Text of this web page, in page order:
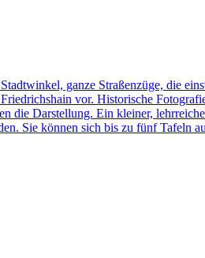
ganze Straßenzüge, die
vor. Historische
die Darstellung. Ein kleiner,
Sie können sich bis zu fünf Tafeln